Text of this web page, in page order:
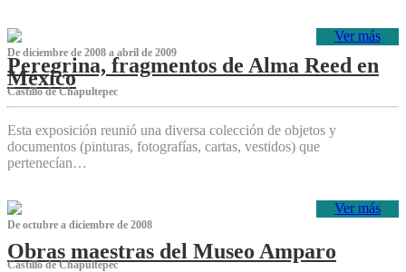
Ver más
De diciembre de 2008 a abril de 2009
Peregrina, fragmentos de Alma Reed en
México
Castillo de Chapultepec
Esta exposición reunió una diversa colección de objetos y
documentos (pinturas, fotografías, cartas, vestidos) que
pertenecían…
Ver más
De octubre a diciembre de 2008
Obras maestras del Museo Amparo
Castillo de Chapultepec